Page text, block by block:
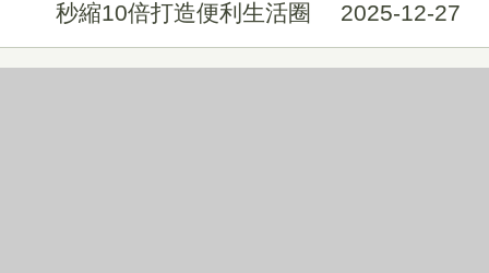
秒縮10倍打造便利生活圈
2025-12-27